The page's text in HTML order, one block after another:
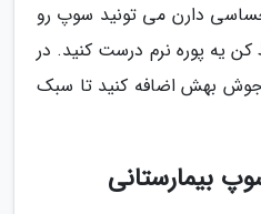
دارن می تونید سوپ رو
یه پوره نرم درست کنید. در
بهش اضافه کنید تا سبک
بیمارستانی